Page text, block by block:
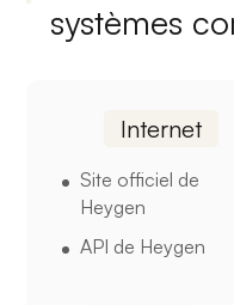
systèmes
Internet
Site officiel de
Heygen
API de Heygen